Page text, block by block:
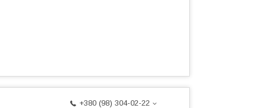
+380 (98) 304-02-22